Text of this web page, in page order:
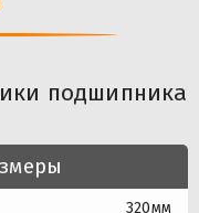
подшипника
320мм